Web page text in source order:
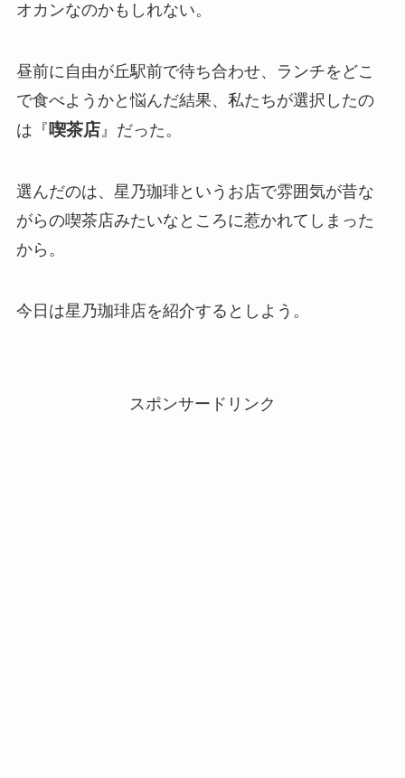
オカンなのかもしれない。
昼前に自由が丘駅前で待ち合わせ、ランチをどこ
で食べようかと悩んだ結果、私たちが選択したの
は『 喫茶店』だった。
選んだのは、星乃珈琲というお店で雰囲気が昔な
がらの喫茶店みたいなところに惹かれてしまった
から。
今日は星乃珈琲店を紹介するとしよう。
スポンサードリンク